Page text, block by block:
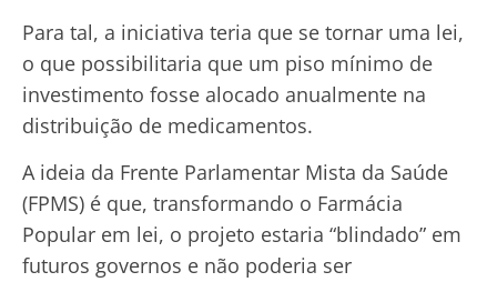
Para tal, a iniciativa teria que se tornar uma lei,
o que possibilitaria que um piso mínimo de
investimento fosse alocado anualmente na
distribuição de medicamentos.
A ideia da Frente Parlamentar Mista da Saúde
(FPMS) é que, transformando o Farmácia
Popular em lei, o projeto estaria “blindado” em
futuros governos e não poderia ser